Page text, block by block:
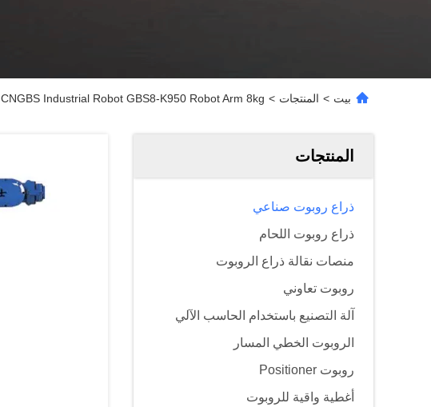
بيت > المنتجات > CNGBS Industrial Robot GBS8-K950 Robot Arm 8kg الحمولة 950mm للوصول إلى معالجة طلاء التجميع
المنتجات
ذراع روبوت صناعي
ذراع روبوت اللحام
منصات نقالة ذراع الروبوت
روبوت تعاوني
آلة التصنيع باستخدام الحاسب الآلي
الروبوت الخطي المسار
روبوت Positioner
أغطية واقية للروبوت